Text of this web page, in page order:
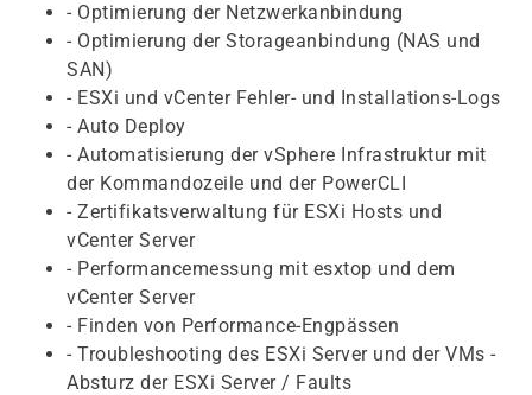
- Optimierung der Netzwerkanbindung
- Optimierung der Storageanbindung (NAS und
SAN)
- ESXi und vCenter Fehler- und Installations-Logs
- Auto Deploy
- Automatisierung der vSphere Infrastruktur mit
der Kommandozeile und der PowerCLI
- Zertifikatsverwaltung für ESXi Hosts und
vCenter Server
- Performancemessung mit esxtop und dem
vCenter Server
- Finden von Performance-Engpässen
- Troubleshooting des ESXi Server und der VMs -
Absturz der ESXi Server / Faults